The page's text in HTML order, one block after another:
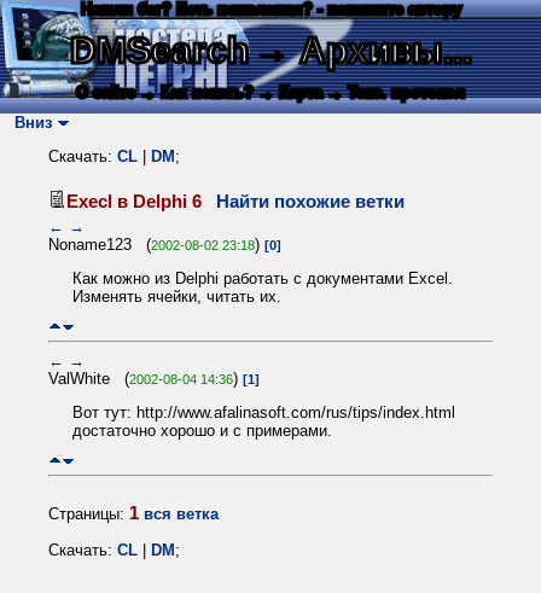
Нашли баг? Есть пожелания? - напишите автору
DMSearch→ Архивы...
О сайте → Как искать? → Карта → Текс. протокол
Вниз
Скачать: CL DM ;
Execl в Delphi 6 Найти похожие ветки
← →
Noname123 (2002-08-02 23:18) [0]
Как можно из Delphi работать с документами Excel.
Изменять ячейки, читать их.
← →
ValWhite (2002-08-04 14:36) [1]
Вот тут: http://www.afalinasoft.com/rus/tips/index.html
достаточно хорошо и с примерами.
Страницы: 1 вся ветка
Скачать: CL DM ;